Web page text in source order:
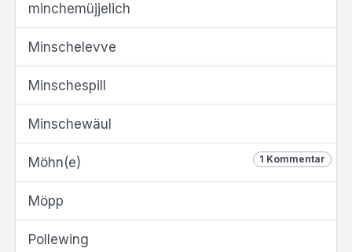
minchemüjjelich
Minschelevve
Minschespill
Minschewäul
1 Kommentar
Möhn(e)
Möpp
Pollewing